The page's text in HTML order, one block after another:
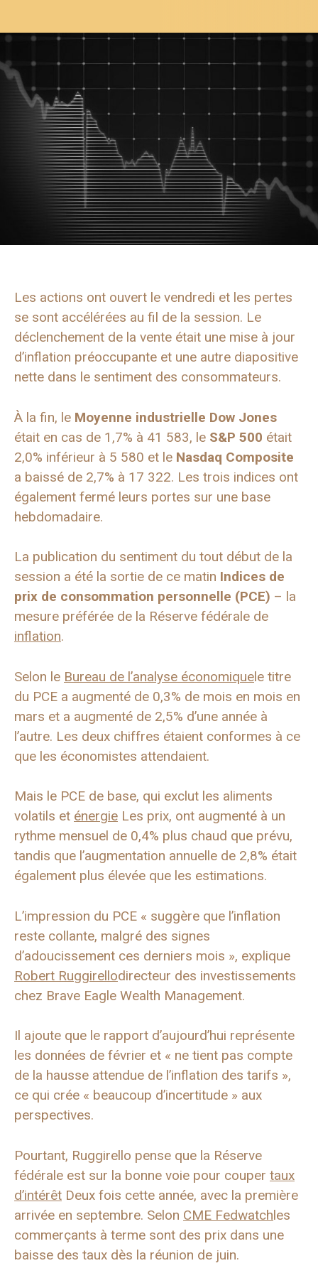
Les actions ont ouvert le vendredi et les pertes
se sont accélérées au fil de la session. Le
déclenchement de la vente était une mise à jour
d’inflation préoccupante et une autre diapositive
nette dans le sentiment des consommateurs.
À la fin, le Moyenne industrielle Dow Jones
était en cas de 1,7% à 41 583, le S&P 500 était
2,0% inférieur à 5 580 et le Nasdaq Composite
a baissé de 2,7% à 17 322. Les trois indices ont
également fermé leurs portes sur une base
hebdomadaire.
La publication du sentiment du tout début de la
session a été la sortie de ce matin Indices de
prix de consommation personnelle (PCE) – la
mesure préférée de la Réserve fédérale de
inflation.
Selon le Bureau de l’analyse économiquele titre
du PCE a augmenté de 0,3% de mois en mois en
mars et a augmenté de 2,5% d’une année à
l’autre. Les deux chiffres étaient conformes à ce
que les économistes attendaient.
Mais le PCE de base, qui exclut les aliments
volatils et énergie Les prix, ont augmenté à un
rythme mensuel de 0,4% plus chaud que prévu,
tandis que l’augmentation annuelle de 2,8% était
également plus élevée que les estimations.
L’impression du PCE « suggère que l’inflation
reste collante, malgré des signes
d’adoucissement ces derniers mois », explique
Robert Ruggirellodirecteur des investissements
chez Brave Eagle Wealth Management.
Il ajoute que le rapport d’aujourd’hui représente
les données de février et « ne tient pas compte
de la hausse attendue de l’inflation des tarifs »,
ce qui crée « beaucoup d’incertitude » aux
perspectives.
Pourtant, Ruggirello pense que la Réserve
fédérale est sur la bonne voie pour couper taux
d’intérêt Deux fois cette année, avec la première
arrivée en septembre. Selon CME Fedwatchles
commerçants à terme sont des prix dans une
baisse des taux dès la réunion de juin.